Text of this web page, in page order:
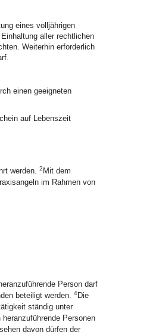
eines volljährigen
aller rechtlichen
Weiterhin erforderlich
einen geeigneten
auf Lebenszeit
werden. 2 Mit dem
im Rahmen von
Person darf
beteiligt werden. 4Die
ständig unter
heranzuführende Personen
davon dürfen der